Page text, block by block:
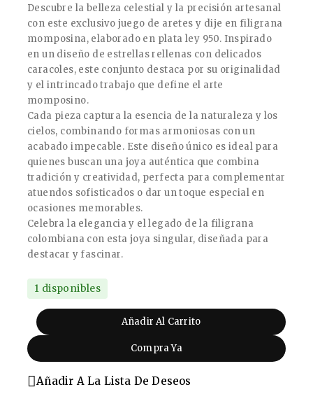
Descubre la belleza celestial y la precisión artesanal
con este exclusivo juego de aretes y dije en filigrana
momposina, elaborado en plata ley 950. Inspirado
en un diseño de estrellas rellenas con delicados
caracoles, este conjunto destaca por su originalidad
y el intrincado trabajo que define el arte
momposino.
Cada pieza captura la esencia de la naturaleza y los
cielos, combinando formas armoniosas con un
acabado impecable. Este diseño único es ideal para
quienes buscan una joya auténtica que combina
tradición y creatividad, perfecta para complementar
atuendos sofisticados o dar un toque especial en
ocasiones memorables.
Celebra la elegancia y el legado de la filigrana
colombiana con esta joya singular, diseñada para
destacar y fascinar.
1 disponibles
Añadir Al Carrito
Compra Ya
Añadir A La Lista De Deseos